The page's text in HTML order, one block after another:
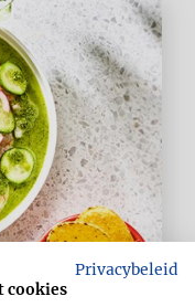
Privacybeleid
cookies